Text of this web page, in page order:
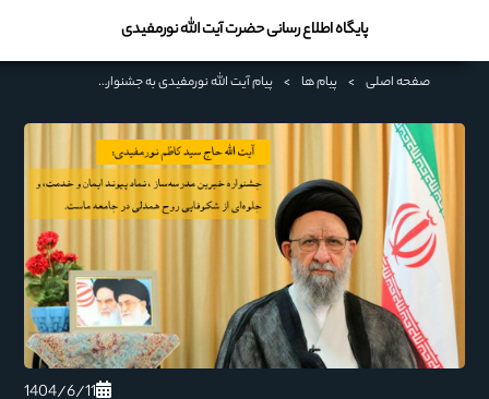
پایگاه اطلاع رسانی حضرت آیت الله نورمفیدی
صفحه اصلی > پیام ها > پیام آیت الله نورمفیدی به جشنواره خیرین مدرسه ساز استان گلستان
1404/6/11